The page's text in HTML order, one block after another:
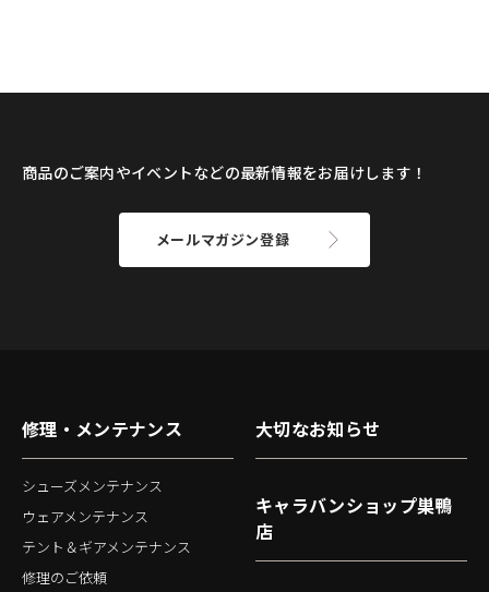
商品のご案内やイベントなどの最新情報をお届けします！
メールマガジン登録
修理・メンテナンス
シューズメンテナンス
ウェアメンテナンス
テント＆ギアメンテナンス
修理のご依頼
大切なお知らせ
キャラバンショップ巣鴨
店